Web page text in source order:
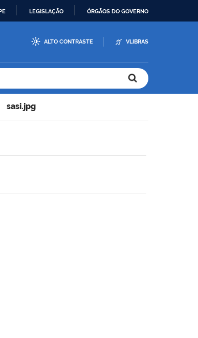
LEGISLAÇÃO ÓRGÃOS DO GOVERNO
ALTO CONTRASTE VLIBRAS
sasi.jpg